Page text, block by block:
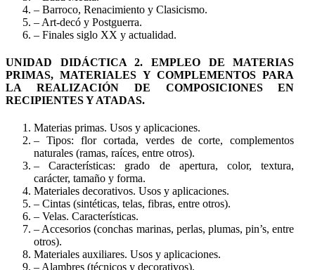
– Barroco, Renacimiento y Clasicismo.
– Art-decó y Postguerra.
– Finales siglo XX y actualidad.
UNIDAD DIDÁCTICA 2. EMPLEO DE MATERIAS
PRIMAS, MATERIALES Y COMPLEMENTOS PARA
LA REALIZACIÓN DE COMPOSICIONES EN
RECIPIENTES Y ATADAS.
Materias primas. Usos y aplicaciones.
– Tipos: flor cortada, verdes de corte, complementos
naturales (ramas, raíces, entre otros).
– Características: grado de apertura, color, textura,
carácter, tamaño y forma.
Materiales decorativos. Usos y aplicaciones.
– Cintas (sintéticas, telas, fibras, entre otros).
– Velas. Características.
– Accesorios (conchas marinas, perlas, plumas, pin’s, entre
otros).
Materiales auxiliares. Usos y aplicaciones.
– Alambres (técnicos y decorativos).